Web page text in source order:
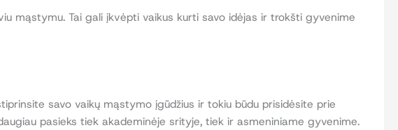
mąstymu. Tai gali įkvėpti vaikus kurti savo idėjas ir trokšti gyvenime
savo vaikų mąstymo įgūdžius ir tokiu būdu prisidėsite prie
pasieks tiek akademinėje srityje, tiek ir asmeniniame gyvenime.